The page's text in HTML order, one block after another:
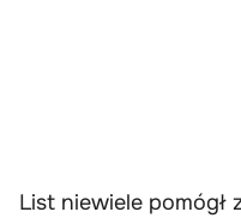
List niewiele pomógł